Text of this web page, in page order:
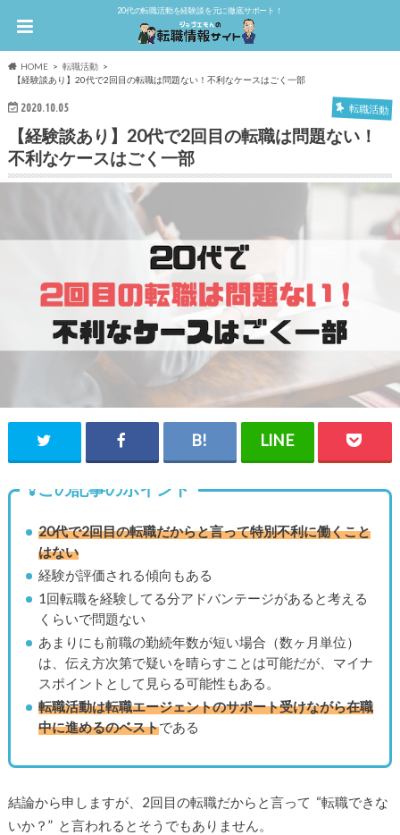
20代の転職活動を経験談を元に徹底サポート！
HOME
転職活動
【経験談あり】20代で2回目の転職は問題ない！不利なケースはごく一部
2020.10.05 転職活動
【経験談あり】20代で2回目の転職は問題ない！
不利なケースはごく一部
この記事のポイント
20代で2回目の転職だからと言って特別不利に働くこと
はない
経験が評価される傾向もある
1回転職を経験してる分アドバンテージがあると考える
くらいで問題ない
あまりにも前職の勤続年数が短い場合（数ヶ月単位）
は、伝え方次第で疑いを晴らすことは可能だが、マイナ
スポイントとして見らる可能性もある。
転職活動は転職エージェントのサポート受けながら在職
中に進めるのベストである
結論から申しますが、2回目の転職だからと言って “転職できな
いか？” と言われるとそうでもありません。